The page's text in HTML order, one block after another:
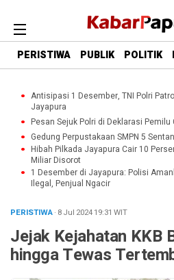
PERISTIWA PUBLIK POLITIK
Antisipasi 1 Desember, TNI Polri
Jayapura
Pesan Sejuk Polri di Deklarasi Pemilu
Gedung Perpustakaan SMPN 5
Hibah Pilkada Jayapura Cair 10
Miliar Disorot
1 Desember di Jayapura: Polisi
Ilegal, Penjual Ngacir
PERISTIWA· 8 Jul 202419:31 WIT
Jejak Kejahatan KKB
hingga Tewas